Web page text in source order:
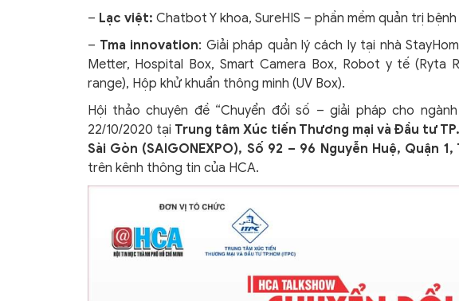
– Lạc việt: Chatbot Y khoa, SureHIS – phần mềm quản trị bệnh
– Tma innovation: Giải pháp quản lý cách ly tại nhà
Metter, Hospital Box, Smart Camera Box, Robot y tế (Ryta
range), Hộp khử khuẩn thông minh (UV Box).
Hội thảo chuyên đề “Chuyển đổi số – giải pháp cho
22/10/2020 tại Trung tâm Xúc tiến Thương mại và Đầu tư
Sài Gòn (SAIGONEXPO), Số 92 – 96 Nguyễn Huệ, Quận 1,
trên kênh thông tin của HCA.